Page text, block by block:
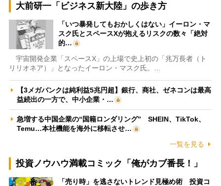
大前研一「ビジネス新大陸」の歩き方
「いつ暴発してもおかしくはない」イーロン・マ
スク氏とスペースXが抱えるリスクの数々「絶対
的…
宇宙開発企業「スペースX」の上場で史上初の「兆万長者（ト
リリオネア）」となったイーロン・マスク氏。…
【3メガバンクは純利益5兆円超】銀行、商社、ゼネコンは最高
益続出の一方で、中小企業・…
急増する中国企業の“国籍ロンダリング” SHEIN、TikTok、
Temu…本社機能を海外に移転させ…
一覧を見る
投資ノウハウ満載コミック「俺がカブ番長！」
「売り時」を逃さないトレンド見極め術 投資コ